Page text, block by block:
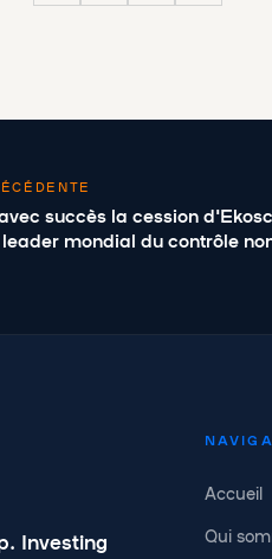
succès la cession
mondial du contrôle
Investing
Accueil
Qui